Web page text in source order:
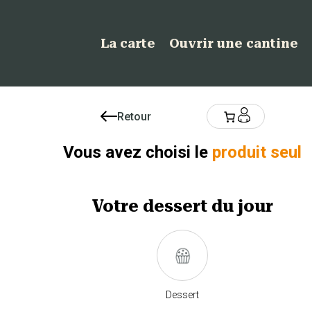
La carte Ouvrir une cantine
Retour
Vous avez choisi le produit seul
Votre dessertdu jour
Dessert